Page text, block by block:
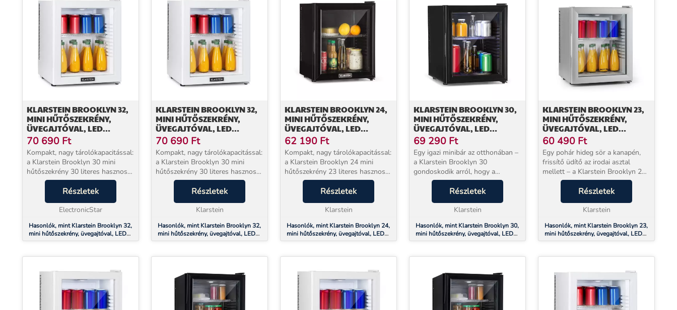
KLARSTEIN BROOKLYN 32,
MINI HŰTŐSZEKRÉNY,
ÜVEGAJTÓVAL, LED
VILÁGÍTÁS, POLCOK
70 690 Ft
Kompakt, nagy tárolókapacitással:
a Klarstein Brooklyn 30 mini
hűtőszekrény 30 literes hasznos
térfogattal elegendő helyet kínál.
A hűtés szükség szerinti
szabályozásához 3 fokozat áll
rendelkezésre...
Részletek
ElectronicStar
Hasonlók, mint Klarstein Brooklyn 32,
mini hűtőszekrény, üvegajtóval, LED
világítás, polcok
KLARSTEIN BROOKLYN 32,
MINI HŰTŐSZEKRÉNY,
ÜVEGAJTÓVAL, LED
VILÁGÍTÁS, POLCOK
70 690 Ft
Kompakt, nagy tárolókapacitással:
a Klarstein Brooklyn 30 mini
hűtőszekrény 30 literes hasznos
térfogattal elegendő helyet kínál.
A hűtés szükség szerinti
szabályozásához 3 fokozat áll
rendelkezésre...
Részletek
Klarstein
Hasonlók, mint Klarstein Brooklyn 32,
mini hűtőszekrény, üvegajtóval, LED
világítás, polcok
KLARSTEIN BROOKLYN 24,
MINI HŰTŐSZEKRÉNY,
ÜVEGAJTÓVAL, LED
VILÁGÍTÁS, POLCOK
62 190 Ft
Kompakt, nagy tárolókapacitással:
a Klarstein Brooklyn 24 mini
hűtőszekrény 23 literes hasznos
térfogattal elegendő helyet kínál.
Rugalmas belső elrendezés a
műanyag polcnak köszönhetően,
Részletek
Klarstein
Hasonlók, mint Klarstein Brooklyn 24,
mini hűtőszekrény, üvegajtóval, LED
világítás, polcok
KLARSTEIN BROOKLYN 30,
MINI HŰTŐSZEKRÉNY,
ÜVEGAJTÓVAL, LED
VILÁGÍTÁS, POLCOK
69 290 Ft
Egy igazi minibár az otthonában –
a Klarstein Brooklyn 30
gondoskodik arról, hogy a
kedvenc itala mindig éppen a
megfelelő hőmérsékleten várja. A
30 literes italos hűtőszekrény
kompresszoros hűtéssel ...
Részletek
Klarstein
Hasonlók, mint Klarstein Brooklyn 30,
mini hűtőszekrény, üvegajtóval, LED
világítás, polcok
KLARSTEIN BROOKLYN 23,
MINI HŰTŐSZEKRÉNY,
ÜVEGAJTÓVAL, LED
VILÁGÍTÁS, POLCOK
60 490 Ft
Egy pohár hideg sör a kanapén,
frissítő üdítő az irodai asztal
mellett – a Klarstein Brooklyn 23
mindig kéznél tartja a kedvenc
italát. 23 literes
befogadóképességével, csendes
kompresszoros működésév...
Részletek
Klarstein
Hasonlók, mint Klarstein Brooklyn 23,
mini hűtőszekrény, üvegajtóval, LED
világítás, polcok